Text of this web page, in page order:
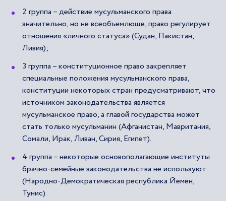
2 группа – действие мусульманского права
значительно, но не всеобъемлюще, право регулирует
отношения «личного статуса» (Судан, Пакистан,
Ливия);
3 группа – конституционное право закрепляет
специальные положения мусульманского права,
конституции некоторых стран предусматривают, что
источником законодательства является
мусульманское право, а главой государства может
стать только мусульманин (Афганистан, Мавритания,
Сомали, Ирак, Ливан, Сирия, Египет).
4 группа – некоторые основополагающие институты
брачно-семейные законодательства не используют
(Народно-Демократическая республика Йемен,
Тунис).